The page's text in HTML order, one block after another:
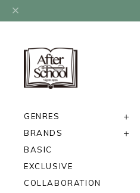
GENRES
BRANDS
BASIC
EXCLUSIVE
COLLABORATION